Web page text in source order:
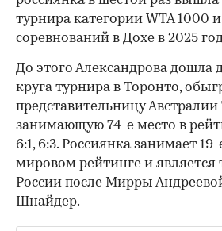
турнира категории WTA 1000
соревнований в Дохе в 2025
До этого Александрова дошла
круга турнирав Торонто,
представительницу
занимающую 74-е место в
6:1, 6:3. Россиянка занимает
мировом рейтинге и является
России после Мирры
Шнайдер.